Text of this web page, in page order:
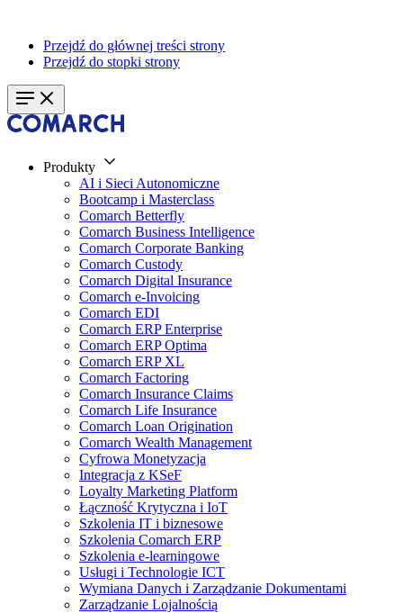
Przejdź do głównej treści strony
Przejdź do stopki strony
Produkty
AI i Sieci Autonomiczne
Bootcamp i Masterclass
Comarch Betterfly
Comarch Business Intelligence
Comarch Corporate Banking
Comarch Custody
Comarch Digital Insurance
Comarch e-Invoicing
Comarch EDI
Comarch ERP Enterprise
Comarch ERP Optima
Comarch ERP XL
Comarch Factoring
Comarch Insurance Claims
Comarch Life Insurance
Comarch Loan Origination
Comarch Wealth Management
Cyfrowa Monetyzacja
Integracja z KSeF
Loyalty Marketing Platform
Łączność Krytyczna i IoT
Szkolenia IT i biznesowe
Szkolenia Comarch ERP
Szkolenia e-learningowe
Usługi i Technologie ICT
Wymiana Danych i Zarządzanie Dokumentami
Zarządzanie Lojalnością